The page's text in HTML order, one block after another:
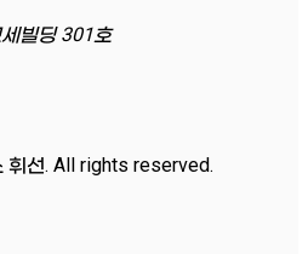
빌딩 301호
휘선. All rights reserved.